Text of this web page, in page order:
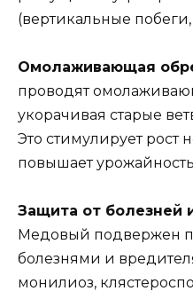
(вертикальные
Омолаживающая
проводят
укорачивая старые
Это стимулирует рост
повышает
Защита от болезней
Медовый подвержен
болезнями и
монилиоз,